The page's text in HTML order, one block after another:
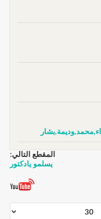
المقطع التالي:
يسلمو يادكتور